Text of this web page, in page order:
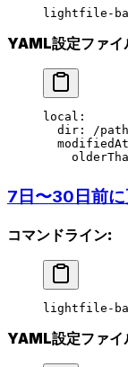
lightfile-
YAML設定ファイ
local :
  dir
: /
  modifiedAt
7日〜30日前
コマンドライン:
lightfile-
YAML設定ファイ